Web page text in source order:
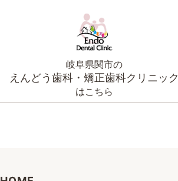
岐阜県関市の
えんどう歯科・矯正歯科クリニック
はこちら